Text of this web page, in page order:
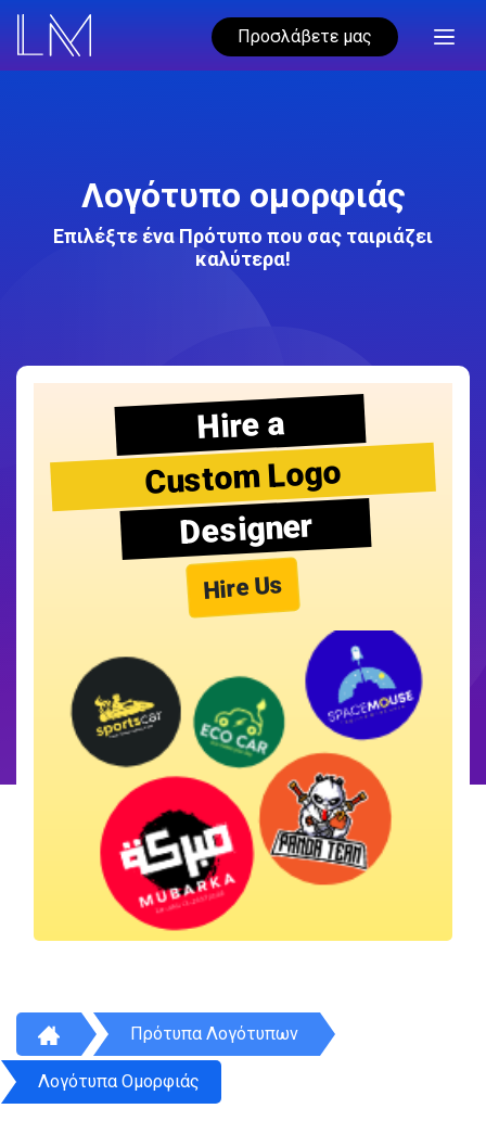
Προσλάβετε μας
Λογότυπο ομορφιάς
Επιλέξτε ένα Πρότυπο που σας ταιριάζει
καλύτερα!
Hire a
Custom Logo
Designer
Hire Us
Πρότυπα Λογότυπων
Λογότυπα Ομορφιάς